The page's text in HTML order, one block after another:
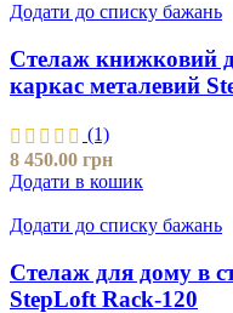
Додати до списку бажань
Стелаж книжковий
каркас металевий
(1)
8 450.00 грн
Додати в кошик
Додати до списку бажань
Стелаж для дому в
StepLoft Rack-120